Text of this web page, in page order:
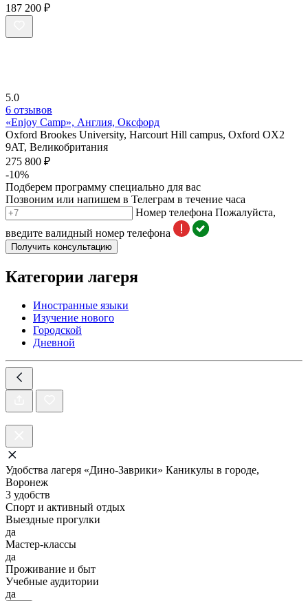
187 200 ₽
5.0
6 отзывов
«Enjoy Camp», Англия, Оксфорд
Oxford Brookes University, Harcourt Hill campus, Oxford OX2
9AT, Великобритания
275 800 ₽
-10%
Подберем программу специально для вас
Позвоним или напишем в Телеграм в течение часа
Номер телефона Пожалуйста,
введите валидный номер телефона
Получить консультацию
Категории лагеря
Иностранные языки
Изучение нового
Городской
Дневной
Удобства лагеря «Дино-Заврики» Каникулы в городе,
Воронеж
3 удобств
Спорт и активный отдых
Выездные прогулки
да
Мастер-классы
да
Проживание и быт
Учебные аудитории
да